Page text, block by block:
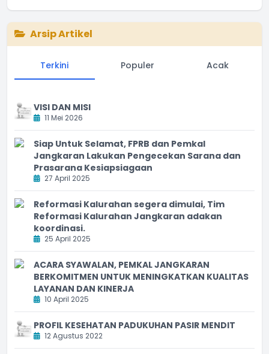
Arsip Artikel
Terkini Populer Acak
VISI DAN MISI
11 Mei 2026
Siap Untuk Selamat, FPRB dan Pemkal
Jangkaran Lakukan Pengecekan Sarana dan
Prasarana Kesiapsiagaan
27 April 2025
Reformasi Kalurahan segera dimulai, Tim
Reformasi Kalurahan Jangkaran adakan
koordinasi.
25 April 2025
ACARA SYAWALAN, PEMKAL JANGKARAN
BERKOMITMEN UNTUK MENINGKATKAN KUALITAS
LAYANAN DAN KINERJA
10 April 2025
PROFIL KESEHATAN PADUKUHAN PASIR MENDIT
12 Agustus 2022